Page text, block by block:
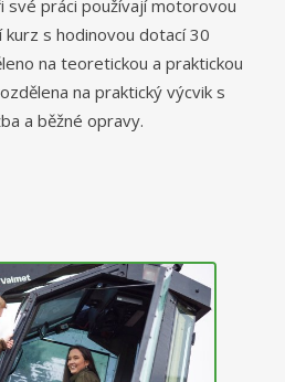
své práci používají motorovou
kurz s hodinovou dotací 30
na teoretickou a praktickou
na praktický výcvik s
a běžné opravy.